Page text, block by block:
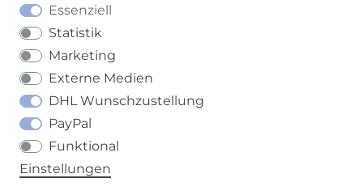
Barrierefreiheitserklärung
VERTRAG WIDERRUFEN
Essenziell
Statistik
Marketing
Externe Medien
DHL Wunschzustellung
PayPal
Funktional
Einstellungen